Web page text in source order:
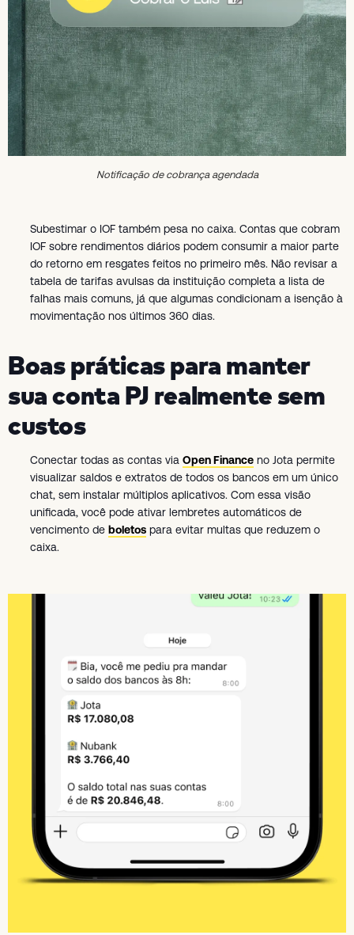
Notificação de cobrança agendada
Subestimar o IOF também pesa no caixa. Contas que cobram
IOF sobre rendimentos diários podem consumir a maior parte
do retorno em resgates feitos no primeiro mês. Não revisar a
tabela de tarifas avulsas da instituição completa a lista de
falhas mais comuns, já que algumas condicionam a isenção à
movimentação nos últimos 360 dias.
Boas práticas para manter
sua conta PJ realmente sem
custos
Conectar todas as contas via Open Finance no Jota permite
visualizar saldos e extratos de todos os bancos em um único
chat, sem instalar múltiplos aplicativos. Com essa visão
unificada, você pode ativar lembretes automáticos de
vencimento de boletos para evitar multas que reduzem o
caixa.